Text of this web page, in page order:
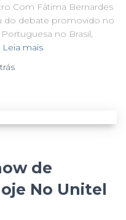
Com Fátima Bernardes
do debate promovido no
no Brasil,
Leia mais
de
No Unitel